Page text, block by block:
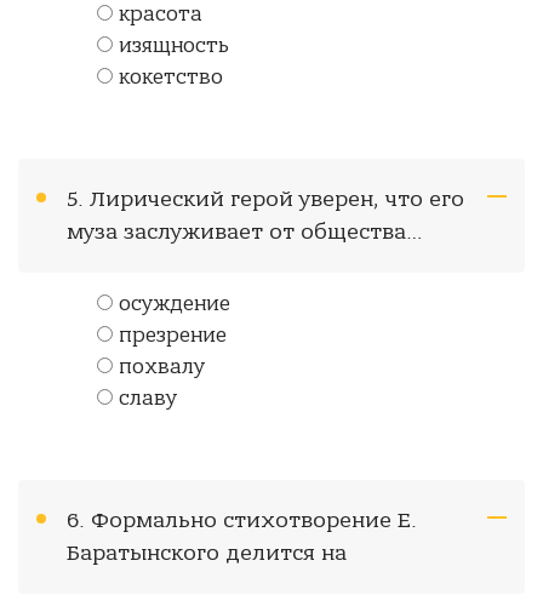
красота
изящность
кокетство
5. Лирический герой уверен, что его
муза заслуживает от общества…
осуждение
презрение
похвалу
славу
6. Формально стихотворение Е.
Баратынского делится на